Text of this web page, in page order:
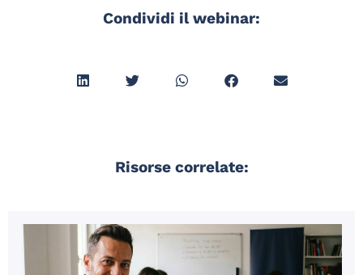
Condividi il webinar:
Risorse correlate: